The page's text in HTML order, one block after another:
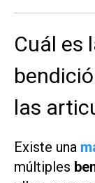
Cuál es
las
Existe una
múltiples